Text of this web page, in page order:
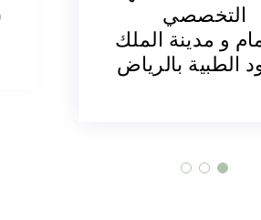
في
في القاهرة